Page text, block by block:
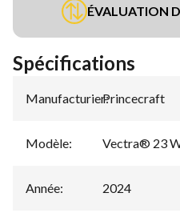
ÉVALUATION
Spécifications
Manufacturier:
Princecraft
Modèle: Vectra® 23
Année: 2024